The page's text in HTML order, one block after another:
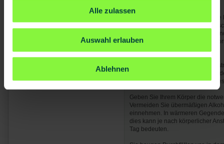
Alle zulassen
Auswahl erlauben
Ablehnen
Denken Sie bei Ihrer Reise an
es zu Engpässen in der
Abschluss einer Reisekranken-
empfehlenswert. Ausführliche
Krankenversicherung - Ausland
Bitte bedenken Sie, dass es ggf.
Medikamenten geben kann.
Konsulat des jeweiligen
Geben Sie Ihrem Körper die
Vermeiden Sie übermäßigen
einnehmen. In wärmeren
dies kann je nach körperlicher
Tag bedeuten.